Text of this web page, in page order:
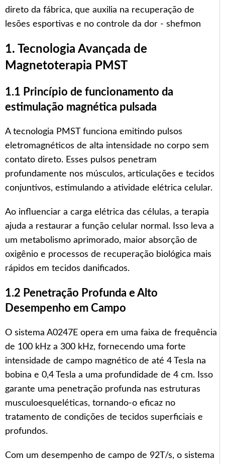
1. Tecnologia Avançada de
Magnetoterapia PMST
1.1 Princípio de funcionamento da
estimulação magnética pulsada
A tecnologia PMST funciona emitindo pulsos
eletromagnéticos de alta intensidade no corpo sem
contato direto. Esses pulsos penetram
profundamente nos músculos, articulações e tecidos
conjuntivos, estimulando a atividade elétrica celular.
Ao influenciar a carga elétrica das células, a terapia
ajuda a restaurar a função celular normal. Isso leva a
um metabolismo aprimorado, maior absorção de
oxigênio e processos de recuperação biológica mais
rápidos em tecidos danificados.
1.2 Penetração Profunda e Alto
Desempenho em Campo
O sistema A0247E opera em uma faixa de frequência
de 100 kHz a 300 kHz, fornecendo uma forte
intensidade de campo magnético de até 4 Tesla na
bobina e 0,4 Tesla a uma profundidade de 4 cm. Isso
garante uma penetração profunda nas estruturas
musculoesqueléticas, tornando-o eficaz no
tratamento de condições de tecidos superficiais e
profundos.
Com um desempenho de campo de 92T/s, o sistema